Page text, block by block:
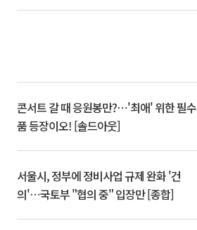
콘서트 갈 때 응원봉만?⋯'최애' 위한 필수
품 등장이오! [솔드아웃]
서울시, 정부에 정비사업 규제 완화 '건
의'⋯국토부 "협의 중" 입장만 [종합]